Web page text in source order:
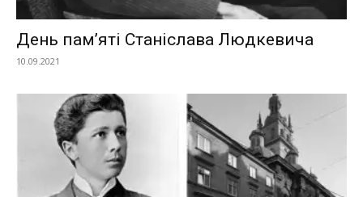
День пам’яті Станіслава Людкевича
10.09.2021